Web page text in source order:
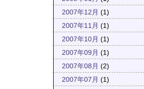
2007年12月 (1)
2007年11月 (1)
2007年10月 (1)
2007年09月 (1)
2007年08月 (2)
2007年07月 (1)